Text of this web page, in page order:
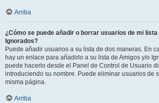
Arriba
¿Cómo se puede añadir o borrar usuarios de mi
Ignorados?
Puede añadir usuarios a su lista de dos maneras. En
hay un enlace para añadirlo a su lista de Amigos y/o
puede hacerlo desde el Panel de Control de Usuario
introduciendo su nombre. Puede eliminar usuarios de
misma página.
Arriba